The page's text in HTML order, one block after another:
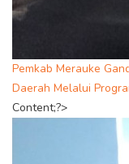
Pemkab Merauke
Daerah Melalui
Content;?>